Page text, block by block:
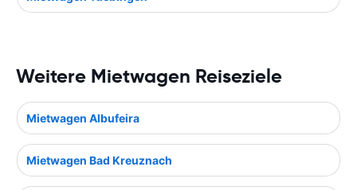
Weitere Mietwagen Reiseziele
Mietwagen Albufeira
Mietwagen Bad Kreuznach